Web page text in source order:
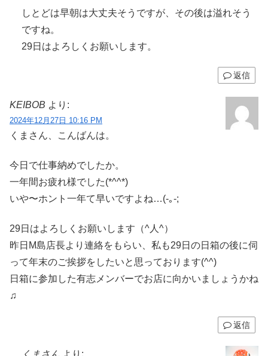
しとどは早朝は大丈夫そうですが、その後は溢れそう
ですね。
29日はよろしくお願いします。
返信
KEIBOB より:
2024年12月27日 10:16 PM
くまさん、こんばんは。
今日で仕事納めでしたか。
一年間お疲れ様でした(*^^*)
いや〜ホント一年て早いですよね…(-｡-;
29日はよろしくお願いします（^人^）
昨日M島店長より連絡をもらい、私も29日の日箱の後に伺
って年末のご挨拶をしたいと思っております(^^)
日箱に参加した有志メンバーでお店に向かいましょうかね
♫
返信